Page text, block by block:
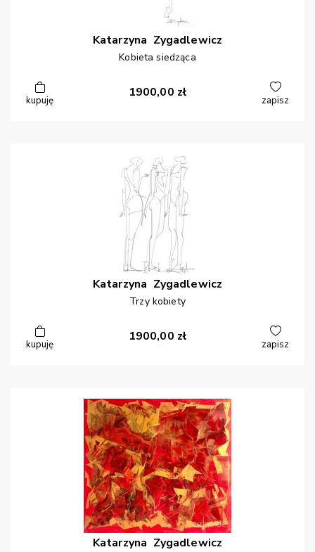
Katarzyna Zygadlewicz
Kobieta siedząca
kupuję
1900,00 zł
zapisz
Katarzyna Zygadlewicz
Trzy kobiety
kupuję
1900,00 zł
zapisz
Katarzyna Zygadlewicz